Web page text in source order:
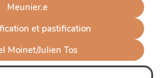
Meunier.e
et pastification
Moinet/Julien Tos